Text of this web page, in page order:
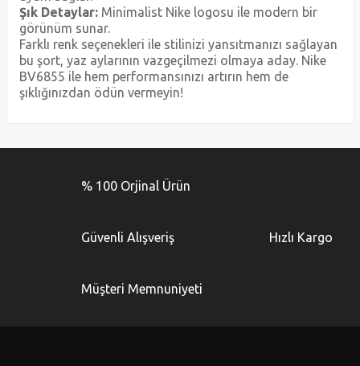
Şık Detaylar:Minimalist Nike logosu ile modern bir
görünüm sunar.
Farklı renk seçenekleri ile stilinizi yansıtmanızı sağlayan
bu şort, yaz aylarının vazgeçilmezi olmaya aday. Nike
BV6855 ile hem performansınızı artırın hem de
şıklığınızdan ödün vermeyin!
Görüş ve önerileriniz için teşekkür ederiz.
Ürün resmi kalitesiz, bozuk veya görüntülenemiyor.
% 100 Orjinal Ürün
Güvenli Alışveriş Hızlı Kargo
Müşteri Memnuniyeti